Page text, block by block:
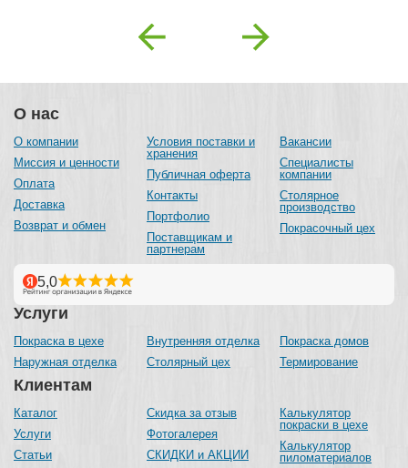
Previous Next
О нас
О компании
Миссия и ценности
Оплата
Доставка
Возврат и обмен
Условия поставки и
хранения
Публичная оферта
Контакты
Портфолио
Поставщикам и
партнерам
Вакансии
Специалисты
компании
Столярное
производство
Покрасочный цех
Услуги
Покраска в цехе
Наружная отделка
Внутренняя отделка
Столярный цех
Покраска домов
Термирование
Клиентам
Каталог
Услуги
Статьи
Скидка за отзыв
Фотогалерея
СКИДКИ и АКЦИИ
Калькулятор
покраски в цехе
Калькулятор
пиломатериалов